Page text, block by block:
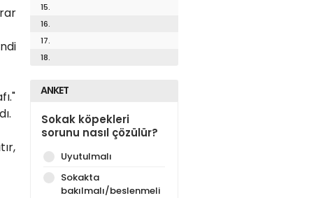
15.
16.
17.
18.
ANKET
Sokak köpekleri
sorunu nasıl çözülür?
Uyutulmalı
Sokakta
bakılmalı/beslenmeli